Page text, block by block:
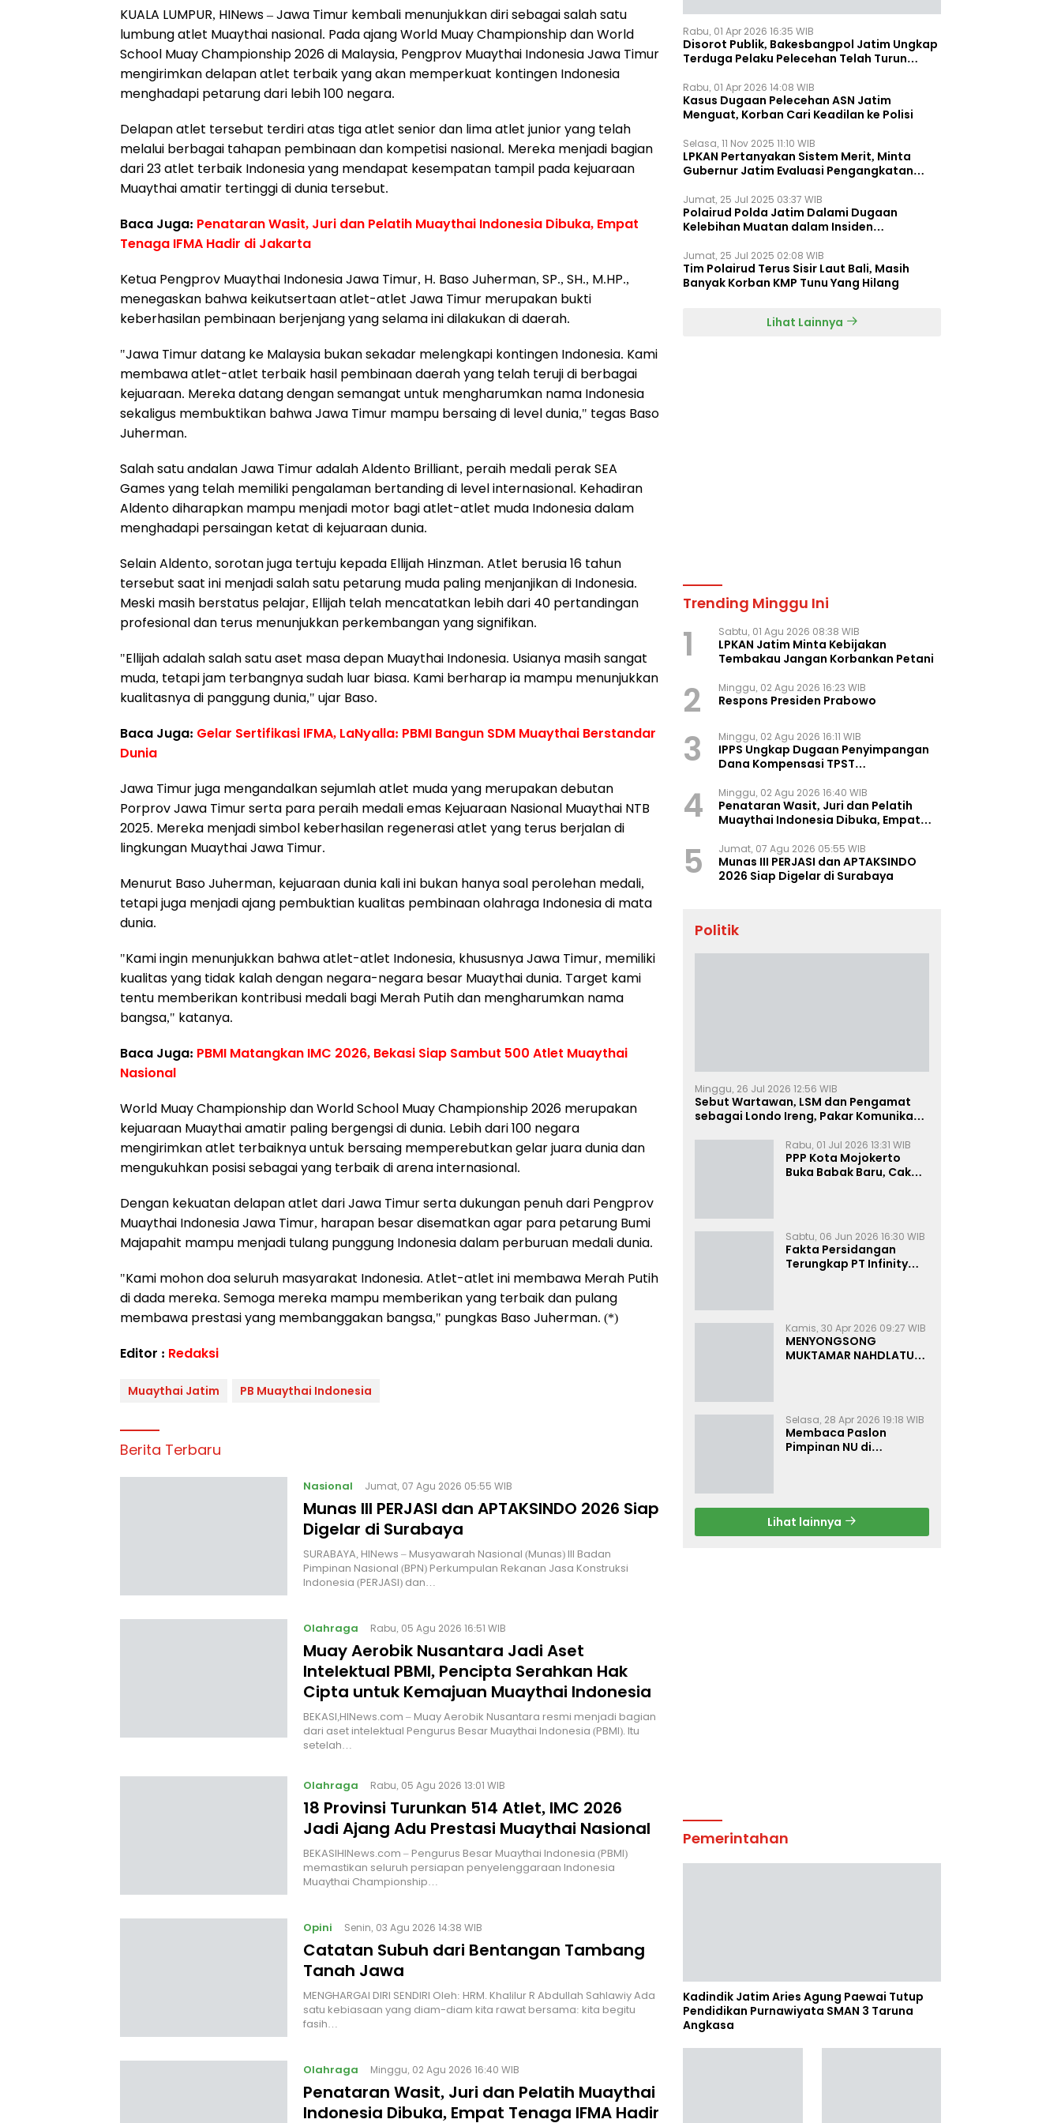
KUALA LUMPUR, HINews – Jawa Timur kembali menunjukkan diri sebagai salah satu
lumbung atlet Muaythai nasional. Pada ajang World Muay Championship dan World
School Muay Championship 2026 di Malaysia, Pengprov Muaythai Indonesia Jawa Timur
mengirimkan delapan atlet terbaik yang akan memperkuat kontingen Indonesia
menghadapi petarung dari lebih 100 negara.
Delapan atlet tersebut terdiri atas tiga atlet senior dan lima atlet junior yang telah
melalui berbagai tahapan pembinaan dan kompetisi nasional. Mereka menjadi bagian
dari 23 atlet terbaik Indonesia yang mendapat kesempatan tampil pada kejuaraan
Muaythai amatir tertinggi di dunia tersebut.
Baca Juga: Penataran Wasit, Juri dan Pelatih Muaythai Indonesia Dibuka, Empat
Tenaga IFMA Hadir di Jakarta
Ketua Pengprov Muaythai Indonesia Jawa Timur, H. Baso Juherman, SP., SH., M.HP.,
menegaskan bahwa keikutsertaan atlet-atlet Jawa Timur merupakan bukti
keberhasilan pembinaan berjenjang yang selama ini dilakukan di daerah.
"Jawa Timur datang ke Malaysia bukan sekadar melengkapi kontingen Indonesia. Kami
membawa atlet-atlet terbaik hasil pembinaan daerah yang telah teruji di berbagai
kejuaraan. Mereka datang dengan semangat untuk mengharumkan nama Indonesia
sekaligus membuktikan bahwa Jawa Timur mampu bersaing di level dunia," tegas Baso
Juherman.
Salah satu andalan Jawa Timur adalah Aldento Brilliant, peraih medali perak SEA
Games yang telah memiliki pengalaman bertanding di level internasional. Kehadiran
Aldento diharapkan mampu menjadi motor bagi atlet-atlet muda Indonesia dalam
menghadapi persaingan ketat di kejuaraan dunia.
Selain Aldento, sorotan juga tertuju kepada Ellijah Hinzman. Atlet berusia 16 tahun
tersebut saat ini menjadi salah satu petarung muda paling menjanjikan di Indonesia.
Meski masih berstatus pelajar, Ellijah telah mencatatkan lebih dari 40 pertandingan
profesional dan terus menunjukkan perkembangan yang signifikan.
"Ellijah adalah salah satu aset masa depan Muaythai Indonesia. Usianya masih sangat
muda, tetapi jam terbangnya sudah luar biasa. Kami berharap ia mampu menunjukkan
kualitasnya di panggung dunia," ujar Baso.
Baca Juga: Gelar Sertifikasi IFMA, LaNyalla: PBMI Bangun SDM Muaythai Berstandar
Dunia
Jawa Timur juga mengandalkan sejumlah atlet muda yang merupakan debutan
Porprov Jawa Timur serta para peraih medali emas Kejuaraan Nasional Muaythai NTB
2025. Mereka menjadi simbol keberhasilan regenerasi atlet yang terus berjalan di
lingkungan Muaythai Jawa Timur.
Menurut Baso Juherman, kejuaraan dunia kali ini bukan hanya soal perolehan medali,
tetapi juga menjadi ajang pembuktian kualitas pembinaan olahraga Indonesia di mata
dunia.
"Kami ingin menunjukkan bahwa atlet-atlet Indonesia, khususnya Jawa Timur, memiliki
kualitas yang tidak kalah dengan negara-negara besar Muaythai dunia. Target kami
tentu memberikan kontribusi medali bagi Merah Putih dan mengharumkan nama
bangsa," katanya.
Baca Juga: PBMI Matangkan IMC 2026, Bekasi Siap Sambut 500 Atlet Muaythai
Nasional
World Muay Championship dan World School Muay Championship 2026 merupakan
kejuaraan Muaythai amatir paling bergengsi di dunia. Lebih dari 100 negara
mengirimkan atlet terbaiknya untuk bersaing memperebutkan gelar juara dunia dan
mengukuhkan posisi sebagai yang terbaik di arena internasional.
Dengan kekuatan delapan atlet dari Jawa Timur serta dukungan penuh dari Pengprov
Muaythai Indonesia Jawa Timur, harapan besar disematkan agar para petarung Bumi
Majapahit mampu menjadi tulang punggung Indonesia dalam perburuan medali dunia.
"Kami mohon doa seluruh masyarakat Indonesia. Atlet-atlet ini membawa Merah Putih
di dada mereka. Semoga mereka mampu memberikan yang terbaik dan pulang
membawa prestasi yang membanggakan bangsa," pungkas Baso Juherman. (*)
Editor : Redaksi
Muaythai Jatim PB Muaythai Indonesia
Berita Terbaru
Nasional Jumat, 07 Agu 2026 05:55 WIB
Munas III PERJASI dan APTAKSINDO 2026 Siap
Digelar di Surabaya
SURABAYA, HINews – Musyawarah Nasional (Munas) III Badan
Pimpinan Nasional (BPN) Perkumpulan Rekanan Jasa Konstruksi
Indonesia (PERJASI) dan…
Olahraga Rabu, 05 Agu 2026 16:51 WIB
Muay Aerobik Nusantara Jadi Aset
Intelektual PBMI, Pencipta Serahkan Hak
Cipta untuk Kemajuan Muaythai Indonesia
BEKASI,HINews.com – Muay Aerobik Nusantara resmi menjadi bagian
dari aset intelektual Pengurus Besar Muaythai Indonesia (PBMI). Itu
setelah…
Olahraga Rabu, 05 Agu 2026 13:01 WIB
18 Provinsi Turunkan 514 Atlet, IMC 2026
Jadi Ajang Adu Prestasi Muaythai Nasional
‎BEKASIHINews.com – Pengurus Besar Muaythai Indonesia (PBMI)
memastikan seluruh persiapan penyelenggaraan Indonesia
Muaythai Championship…
Opini Senin, 03 Agu 2026 14:38 WIB
Catatan Subuh dari Bentangan Tambang
Tanah Jawa
MENGHARGAI DIRI SENDIRI Oleh: HRM. Khalilur R Abdullah Sahlawiy Ada
satu kebiasaan yang diam-diam kita rawat bersama: kita begitu
fasih…
Olahraga Minggu, 02 Agu 2026 16:40 WIB
Penataran Wasit, Juri dan Pelatih Muaythai
Indonesia Dibuka, Empat Tenaga IFMA Hadir
Rabu, 01 Apr 2026 16:35 WIB
Disorot Publik, Bakesbangpol Jatim Ungkap
Terduga Pelaku Pelecehan Telah Turun
Rabu, 01 Apr 2026 14:08 WIB
Kasus Dugaan Pelecehan ASN Jatim
Menguat, Korban Cari Keadilan ke Polisi
Selasa, 11 Nov 2025 11:10 WIB
LPKAN Pertanyakan Sistem Merit, Minta
Gubernur Jatim Evaluasi Pengangkatan
Jumat, 25 Jul 2025 03:37 WIB
Polairud Polda Jatim Dalami Dugaan
Kelebihan Muatan dalam Insiden
Jumat, 25 Jul 2025 02:08 WIB
Tim Polairud Terus Sisir Laut Bali, Masih
Banyak Korban KMP Tunu Yang Hilang
Lihat Lainnya
Trending Minggu Ini
1 Sabtu, 01 Agu 2026 08:38 WIB
LPKAN Jatim Minta Kebijakan
Tembakau Jangan Korbankan Petani
2 Minggu, 02 Agu 2026 16:23 WIB
Respons Presiden Prabowo
3 Minggu, 02 Agu 2026 16:11 WIB
IPPS Ungkap Dugaan Penyimpangan
Dana Kompensasi TPST
4 Minggu, 02 Agu 2026 16:40 WIB
Penataran Wasit, Juri dan Pelatih
Muaythai Indonesia Dibuka, Empat
5 Jumat, 07 Agu 2026 05:55 WIB
Munas III PERJASI dan APTAKSINDO
2026 Siap Digelar di Surabaya
Politik
Minggu, 26 Jul 2026 12:56 WIB
Sebut Wartawan, LSM dan Pengamat
sebagai Londo Ireng, Pakar Komunikasi:
Rabu, 01 Jul 2026 13:31 WIB
PPP Kota Mojokerto
Buka Babak Baru, Cak
Sabtu, 06 Jun 2026 16:30 WIB
Fakta Persidangan
Terungkap PT Infinity
Kamis, 30 Apr 2026 09:27 WIB
MENYONGSONG
MUKTAMAR NAHDLATUL
Selasa, 28 Apr 2026 19:18 WIB
Membaca Paslon
Pimpinan NU di
Lihat lainnya
Pemerintahan
Kadindik Jatim Aries Agung Paewai Tutup
Pendidikan Purnawiyata SMAN 3 Taruna
Angkasa